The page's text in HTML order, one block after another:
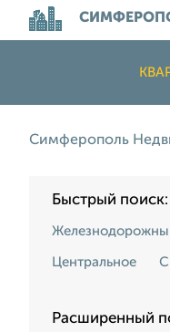
Симферополь
Быстрый поиск:
Центральное С
Расширенный